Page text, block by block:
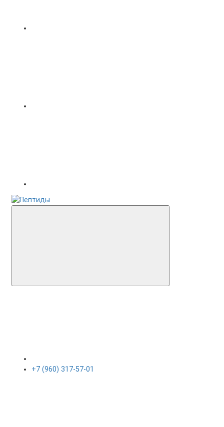
+7 (960) 317-57-01